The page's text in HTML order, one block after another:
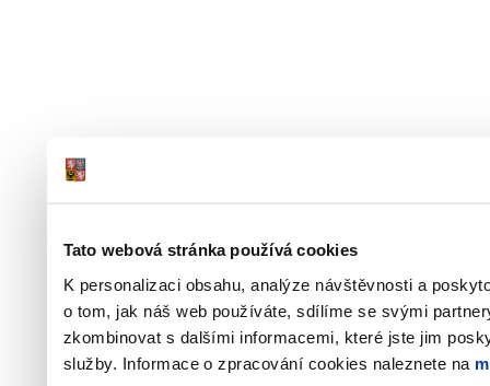
Tato webová stránka používá cookies
K personalizaci obsahu, analýze návštěvnosti a
o tom, jak náš web používáte, sdílíme se svými
zkombinovat s dalšími informacemi, které jste jim
služby. Informace o zpracování cookies naleznete na